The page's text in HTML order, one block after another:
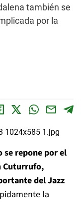
también se
por la
se repone por el
Cuturrufo,
del Jazz
la